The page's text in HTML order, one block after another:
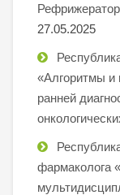
27.05.2025
«Алгоритмы и
ранней
фармаколога